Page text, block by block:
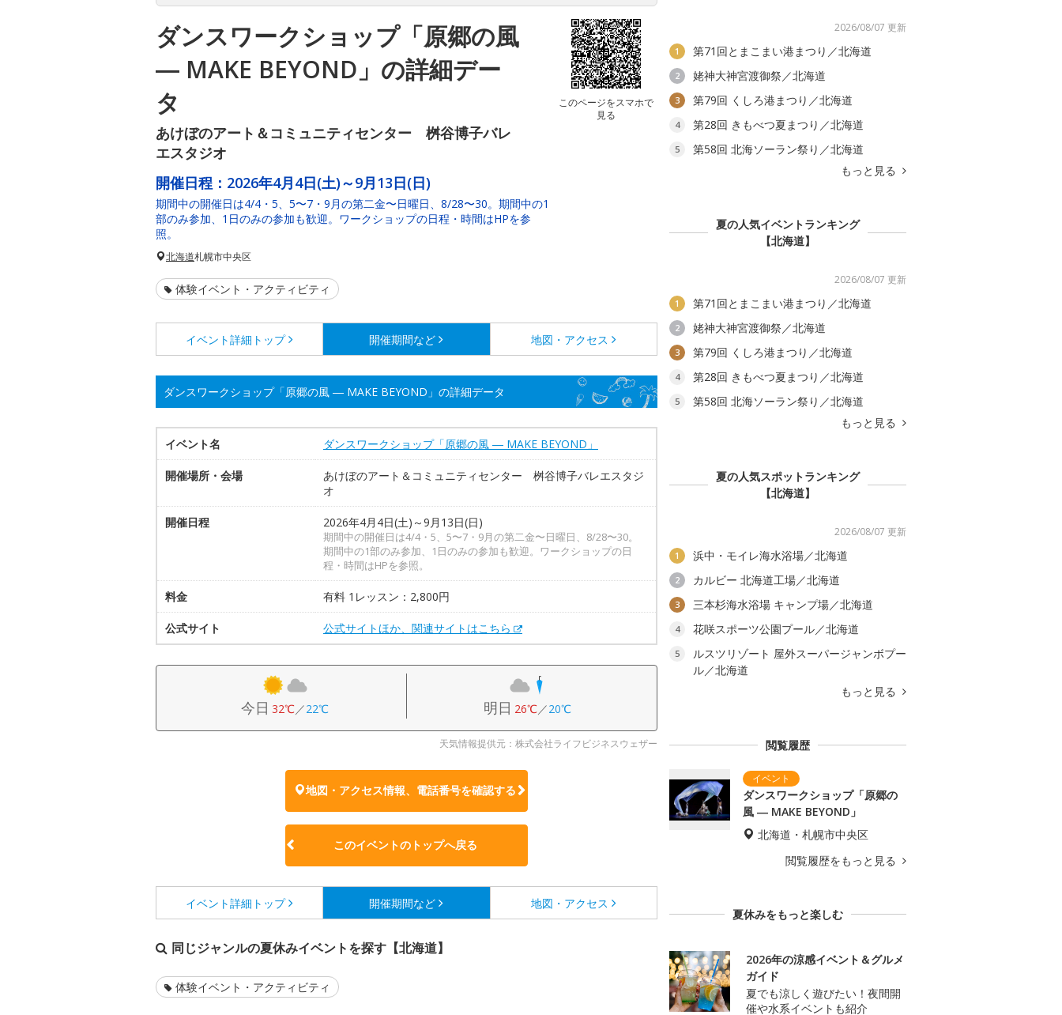
ダンスワークショップ「原郷の風
― MAKE BEYOND」の詳細デー
タ
あけぼのアート＆コミュニティセンター 桝谷博子バレ
エスタジオ
このページをスマホで
見る
開催日程： 2026年4月4日(土)～9月13日(日)
期間中の開催日は4/4・5、5〜7・9月の第二金〜日曜日、8/28〜30。期間中の1
部のみ参加、1日のみの参加も歓迎。ワークショップの日程・時間はHPを参
照。
北海道札幌市中央区
体験イベント・アクティビティ
イベント詳細 トップ 開催期間など 地図・アクセス
ダンスワークショップ「原郷の風 ― MAKE BEYOND」の詳細データ
イベント名 ダンスワークショップ「原郷の風 ― MAKE BEYOND」
開催場所・会場
あけぼのアート＆コミュニティセンター 桝谷博子バレエスタジ
オ
開催日程 2026年4月4日(土)～9月13日(日)
期間中の開催日は4/4・5、5〜7・9月の第二金〜日曜日、8/28〜30。
期間中の1部のみ参加、1日のみの参加も歓迎。ワークショップの日
程・時間はHPを参照。
料金 有料 1レッスン：2,800円
公式サイト 公式サイトほか、関連サイトはこちら
今日 32℃／22℃ 明日 26℃／20℃
天気情報提供元：株式会社ライフビジネスウェザー
地図・アクセス情報、電話番号を確認する
このイベントのトップへ戻る
イベント詳細 トップ 開催期間など 地図・アクセス
同じジャンルの夏休みイベントを探す【北海道】
体験イベント・アクティビティ
2026/08/07 更新
1 第71回とまこまい港まつり／北海道
2 姥神大神宮渡御祭／北海道
3 第79回 くしろ港まつり／北海道
4 第28回 きもべつ夏まつり／北海道
5
第58回 北海ソーラン祭り／北海道
もっと見る
夏の人気イベントランキング
【北海道】
2026/08/07 更新
1 第71回とまこまい港まつり／北海道
2 姥神大神宮渡御祭／北海道
3 第79回 くしろ港まつり／北海道
4 第28回 きもべつ夏まつり／北海道
5
第58回 北海ソーラン祭り／北海道
もっと見る
夏の人気スポットランキング
【北海道】
2026/08/07 更新
1 浜中・モイレ海水浴場／北海道
2 カルビー 北海道工場／北海道
3 三本杉海水浴場 キャンプ場／北海道
4 花咲スポーツ公園プール／北海道
5
ルスツリゾート 屋外スーパージャンボプー
ル／北海道
もっと見る
閲覧履歴
ダンスワークショップ「原郷の
風 ― MAKE BEYOND」
北海道・札幌市中央区
閲覧履歴をもっと見る
夏休みをもっと楽しむ
2026年の涼感イベント＆グルメ
ガイド
夏でも涼しく遊びたい！夜間開
催や水系イベントも紹介